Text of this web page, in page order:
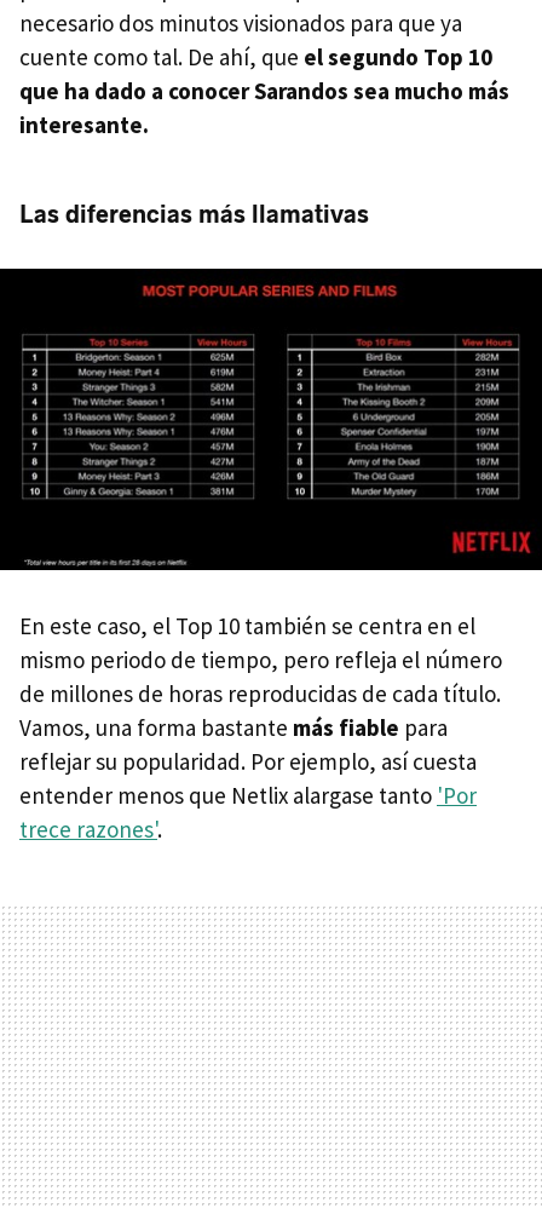
necesario dos minutos visionados para que ya
cuente como tal. De ahí, que el segundo Top 10
que ha dado a conocer Sarandos sea mucho más
interesante.
Las diferencias más llamativas
En este caso, el Top 10 también se centra en el
mismo periodo de tiempo, pero refleja el número
de millones de horas reproducidas de cada título.
Vamos, una forma bastante más fiable para
reflejar su popularidad. Por ejemplo, así cuesta
entender menos que Netlix alargase tanto 'Por
trece razones'.